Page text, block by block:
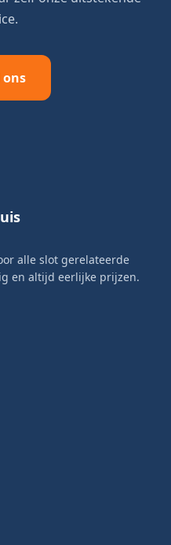
ons
alle slot gerelateerde
en altijd eerlijke prijzen.